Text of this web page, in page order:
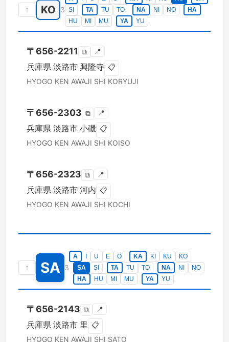
↑ KO 3 SI
TA TU TO NA NI NO
HA
HU
MI MU YA YU
〒656-2211 ⧉ 📍
兵庫県 淡路市 興隆寺 📋
HYOGO KEN AWAJI SHI KORYUJI
〒656-2303 ⧉ 📍
兵庫県 淡路市 小磯 📋
HYOGO KEN AWAJI SHI KOISO
〒656-2323 ⧉ 📍
兵庫県 淡路市 河内 📋
HYOGO KEN AWAJI SHI KOCHI
↑ SA 3
A U E O KA KI KU
KO
SA
SI TA TU TO NA NI
NO
HA
HU MI MU YA YU
〒656-2143 ⧉ 📍
兵庫県 淡路市 里 📋
HYOGO KEN AWAJI SHI SATO